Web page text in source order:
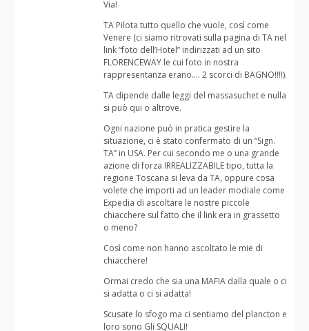
Via!
TA Pilota tutto quello che vuole, così come
Venere (ci siamo ritrovati sulla pagina di TA nel
link “foto dell’Hotel” indirizzati ad un sito
FLORENCEWAY le cui foto in nostra
rappresentanza erano…. 2 scorci di BAGNO!!!!).
TA dipende dalle leggi del massasuchet e nulla
si può qui o altrove.
Ogni nazione può in pratica gestire la
situazione, ci è stato confermato di un “Sign.
TA” in USA. Per cui secondo me o una grande
azione di forza IRREALIZZABILE tipo, tutta la
regione Toscana si leva da TA, oppure cosa
volete che importi ad un leader modiale come
Expedia di ascoltare le nostre piccole
chiacchere sul fatto che il link era in grassetto
o meno?
Così come non hanno ascoltato le mie di
chiacchere!
Ormai credo che sia una MAFIA dalla quale o ci
si adatta o ci si adatta!
Scusate lo sfogo ma ci sentiamo del plancton e
loro sono Gli SQUALI!